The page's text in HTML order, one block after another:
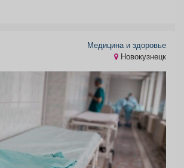
Медицина и здоровье
Новокузнецк